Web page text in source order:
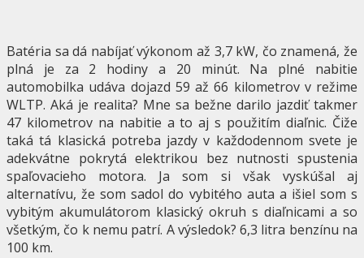
Batéria sa dá nabíjať výkonom až 3,7 kW, čo znamená, že
plná je za 2 hodiny a 20 minút. Na plné nabitie
automobilka udáva dojazd 59 až 66 kilometrov v režime
WLTP. Aká je realita? Mne sa bežne darilo jazdiť takmer
47 kilometrov na nabitie a to aj s použitím diaľnic. Čiže
taká tá klasická potreba jazdy v každodennom svete je
adekvátne pokrytá elektrikou bez nutnosti spustenia
spaľovacieho motora. Ja som si však vyskúšal aj
alternatívu, že som sadol do vybitého auta a išiel som s
vybitým akumulátorom klasický okruh s diaľnicami a so
všetkým, čo k nemu patrí. A výsledok? 6,3 litra benzínu na
100 km.